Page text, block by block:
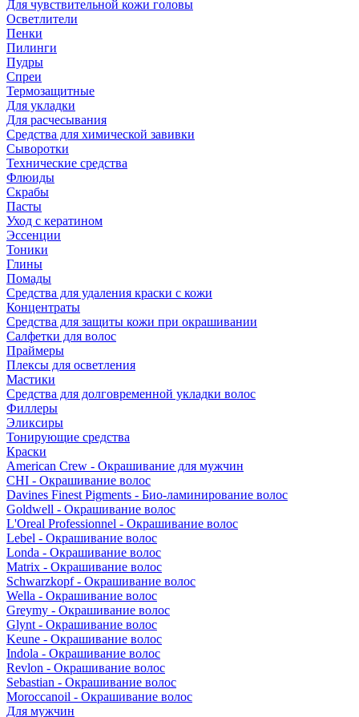
Для чувствительной кожи головы
Осветлители
Пенки
Пилинги
Пудры
Спреи
Термозащитные
Для укладки
Для расчесывания
Средства для химической завивки
Сыворотки
Технические средства
Флюиды
Скрабы
Пасты
Уход с кератином
Эссенции
Тоники
Глины
Помады
Средства для удаления краски с кожи
Концентраты
Средства для защиты кожи при окрашивании
Салфетки для волос
Праймеры
Плексы для осветления
Мастики
Средства для долговременной укладки волос
Филлеры
Эликсиры
Тонирующие средства
Краски
American Crew - Окрашивание для мужчин
CHI - Окрашивание волос
Davines Finest Pigments - Био-ламинирование волос
Goldwell - Окрашивание волос
L'Oreal Professionnel - Окрашивание волос
Lebel - Окрашивание волос
Londa - Окрашивание волос
Matrix - Окрашивание волос
Schwarzkopf - Окрашивание волос
Wella - Окрашивание волос
Greymy - Окрашивание волос
Glynt - Окрашивание волос
Keune - Окрашивание волос
Indola - Окрашивание волос
Revlon - Окрашивание волос
Sebastian - Окрашивание волос
Moroccanoil - Окрашивание волос
Для мужчин